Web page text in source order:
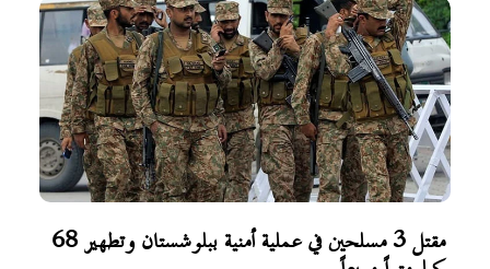
مقتل 3 مسلحين في عملية أمنية ببلوشستان وتطهير 68